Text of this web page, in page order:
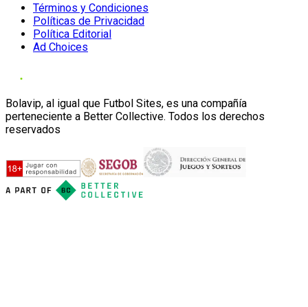
Términos y Condiciones
Políticas de Privacidad
Política Editorial
Ad Choices
Bolavip, al igual que Futbol Sites, es una compañía
perteneciente a Better Collective. Todos los derechos
reservados